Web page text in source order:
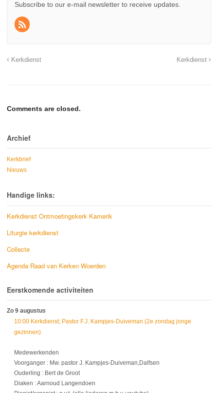
Subscribe to our e-mail newsletter to receive updates.
Kerkdienst Kerkdienst
Comments are closed.
Archief
Kerkbrief
Nieuws
Handige links:
Kerkdienst Ontmoetingskerk Kamerik
Liturgie kerkdienst
Collecte
Agenda Raad van Kerken Woerden
Eerstkomende activiteiten
Zo 9 augustus
10:00 Kerkdienst; Pastor F.J. Kampjes-Duiveman (2e zondag jonge
gezinnen)
Medewerkenden
Voorganger : Mw. pastor J. Kampjes-Duiveman,Dalfsen
Ouderling : Bert de Groot
Diaken : Aarnoud Langendoen